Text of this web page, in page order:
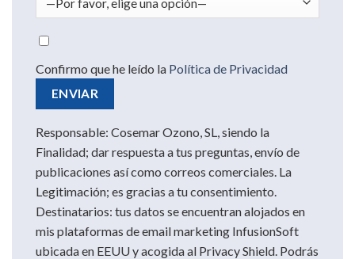
Confirmo que he leído la Política de Privacidad
Responsable: Cosemar Ozono, SL, siendo la
Finalidad; dar respuesta a tus preguntas, envío de
publicaciones así como correos comerciales. La
Legitimación; es gracias a tu consentimiento.
Destinatarios: tus datos se encuentran alojados en
mis plataformas de email marketing InfusionSoft
ubicada en EEUU y acogida al Privacy Shield. Podrás